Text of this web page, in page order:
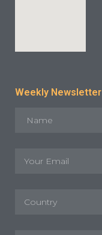
Weekly Newsletter